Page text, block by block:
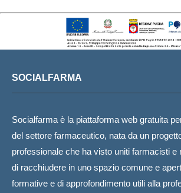
SOCIALFARMA
Socialfarma è la piattaforma web gratuita
del settore farmaceutico, nata da un
professionale che ha visto uniti farmacisti e
di racchiudere in uno spazio comune e
formative e di approfondimento utili alla